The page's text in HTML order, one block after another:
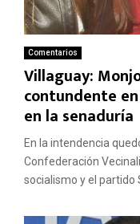
Comentarios
Villaguay:
contundente
en la senaduría
En la intendencia
Confederación
socialismo y el partido